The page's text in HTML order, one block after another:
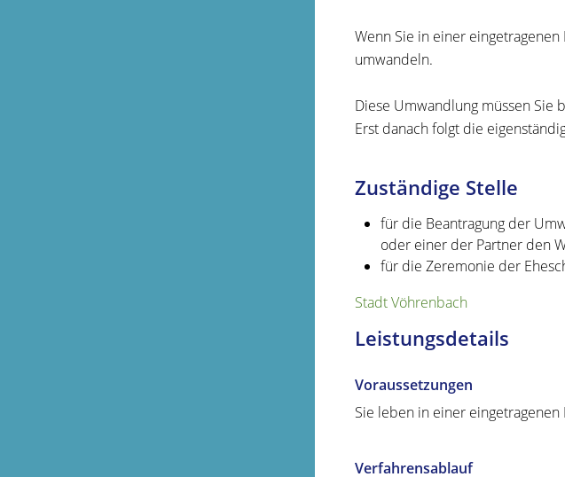
Wenn Sie in einer
umwandeln.
Diese Umwandlung müssen Sie
Erst danach folgt die
Zuständige Stelle
für die Beantragung der
oder einer der Partner den
für die Zeremonie der
Stadt Vöhrenbach
Leistungsdetails
Voraussetzungen
Sie leben in einer
Verfahrensablauf